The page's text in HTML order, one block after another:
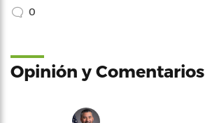
0
Opinión y Comentarios